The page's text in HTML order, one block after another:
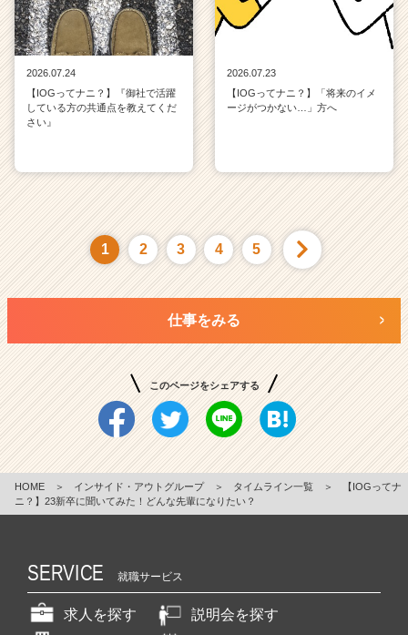
2026.07.24
【IOGってナニ？】『御社で活躍
している方の共通点を教えてくだ
さい』
2026.07.23
【IOGってナニ？】「将来のイメ
ージがつかない…」方へ
1 2 3 4 5
仕事をみる
このページをシェアする
HOME ＞ インサイド・アウトグループ ＞ タイムライン一覧 ＞
【IOGってナ
ニ？】23新卒に聞いてみた！どんな先輩になりたい？
SERVICE 就職サービス
求人を探す
説明会を探す